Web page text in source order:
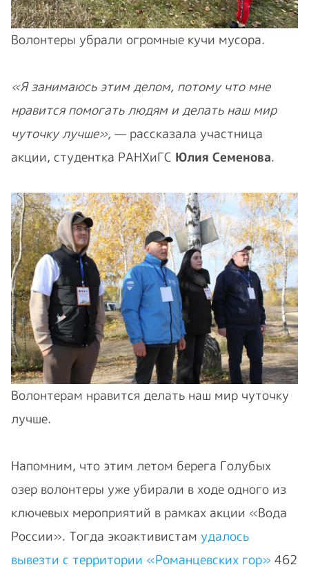
Волонтеры убрали огромные кучи мусора.
«Я занимаюсь этим делом, потому что мне
нравится помогать людям и делать наш мир
чуточку лучше», — рассказала участница
акции, студентка РАНХиГС Юлия Семенова.
Волонтерам нравится делать наш мир чуточку
лучше.
Напомним, что этим летом берега Голубых
озер волонтеры уже убирали в ходе одного из
ключевых мероприятий в рамках акции «Вода
России». Тогда экоактивистам удалось
вывезти с территории «Романцевских гор» 462